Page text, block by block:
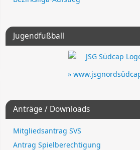
Jugendfußball
»
Anträge / Downloads
Mitgliedsantrag SVS
Antrag Spielberechtigung